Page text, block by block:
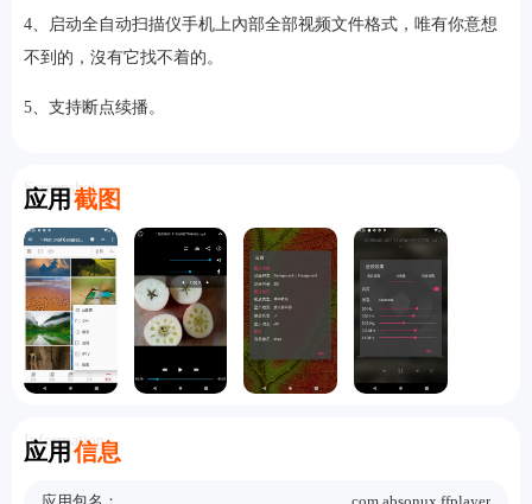
4、启动全自动扫描仪手机上內部全部视频文件格式，唯有你意想
不到的，沒有它找不着的。
5、支持断点续播。
应用 截图
Screenshot
应用 信息
Information